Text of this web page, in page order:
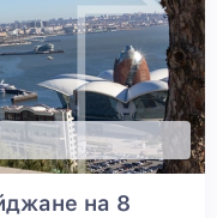
на 8